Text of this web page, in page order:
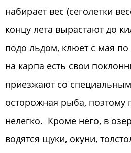
набирает вес (сеголетки
концу лета вырастают до
подо льдом, клюет с мая
на карпа есть свои
приезжают со
осторожная рыба, поэтому
нелегко. Кроме него, в
водятся щуки, окуни,